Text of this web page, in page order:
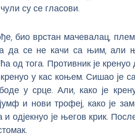
су се гласови.
био врстан мачевалац,
да се не качи са њим, али
од тога. Противник је
у кас коњем. Сишао је
у срце. Али, како је
и нови трофеј, како је
и одјекнуо је његов крик.